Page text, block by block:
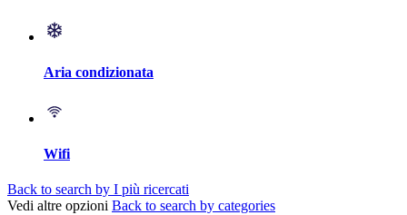
Aria condizionata
Wifi
Back to search by I più ricercati
Vedi altre opzioni Back to search by categories